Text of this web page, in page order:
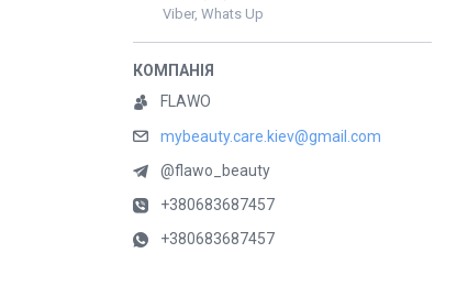
Viber, Whats Up
FLAWO
mybeauty.care.kiev@gmail.com
@flawo_beauty
+380683687457
+380683687457